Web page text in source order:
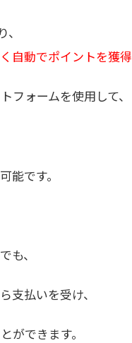
自動でポイントを獲得
フォームを使用して、
能です。
も、
支払いを受け、
ができます。